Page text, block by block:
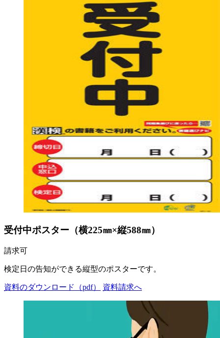
受付中ポスター（横225㎜×縦588㎜）
請求可
検定日の告知ができる縦型のポスターです。
資料のダウンロード（pdf） 資料請求へ